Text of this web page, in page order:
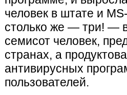
человек в штате и
столько же — три! —
семисот человек,
странах, а
антивирусных
пользователей.